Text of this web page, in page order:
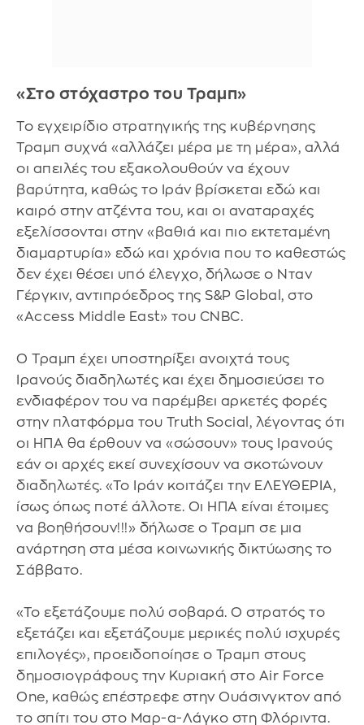
«Στο στόχαστρο του Τραμπ»
Το εγχειρίδιο στρατηγικής της κυβέρνησης
Τραμπ συχνά «αλλάζει μέρα με τη μέρα», αλλά
οι απειλές του εξακολουθούν να έχουν
βαρύτητα, καθώς το Ιράν βρίσκεται εδώ και
καιρό στην ατζέντα του, και οι αναταραχές
εξελίσσονται στην «βαθιά και πιο εκτεταμένη
διαμαρτυρία» εδώ και χρόνια που το καθεστώς
δεν έχει θέσει υπό έλεγχο, δήλωσε ο Νταν
Γέργκιν, αντιπρόεδρος της S&P Global, στο
«Access Middle East» του CNBC.
Ο Τραμπ έχει υποστηρίξει ανοιχτά τους
Ιρανούς διαδηλωτές και έχει δημοσιεύσει το
ενδιαφέρον του να παρέμβει αρκετές φορές
στην πλατφόρμα του Truth Social, λέγοντας ότι
οι ΗΠΑ θα έρθουν να «σώσουν» τους Ιρανούς
εάν οι αρχές εκεί συνεχίσουν να σκοτώνουν
διαδηλωτές. «Το Ιράν κοιτάζει την ΕΛΕΥΘΕΡΙΑ,
ίσως όπως ποτέ άλλοτε. Οι ΗΠΑ είναι έτοιμες
να βοηθήσουν!!!» δήλωσε ο Τραμπ σε μια
ανάρτηση στα μέσα κοινωνικής δικτύωσης το
Σάββατο.
«Το εξετάζουμε πολύ σοβαρά. Ο στρατός το
εξετάζει και εξετάζουμε μερικές πολύ ισχυρές
επιλογές», προειδοποίησε ο Τραμπ στους
δημοσιογράφους την Κυριακή στο Air Force
One, καθώς επέστρεφε στην Ουάσινγκτον από
το σπίτι του στο Μαρ-α-Λάγκο στη Φλόριντα.